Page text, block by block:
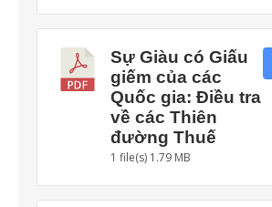
Sự Giàu có Giấu
giếm của các
Quốc gia: Điều tra
về các Thiên
đường Thuế
1 file(s) 1.79 MB